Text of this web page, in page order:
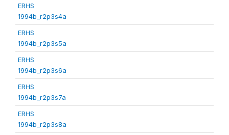
ERHS
1994b_r2p3s4a
ERHS
1994b_r2p3s5a
ERHS
1994b_r2p3s6a
ERHS
1994b_r2p3s7a
ERHS
1994b_r2p3s8a